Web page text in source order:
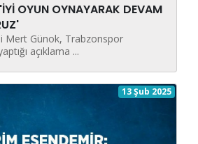
OYUN OYNAYARAK DEVAM
Mert Günok, Trabzonspor
açıklama ...
13 Şub 2025